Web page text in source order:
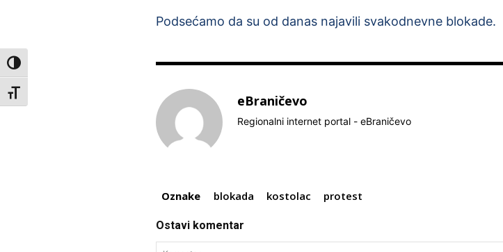
Toggle High Contrast
Toggle Font size
Podsećamo da su od danas najavili svakodnevne blokade.
eBraničevo
Regionalni internet portal - eBraničevo
Oznake blokada kostolac protest
Ostavi komentar